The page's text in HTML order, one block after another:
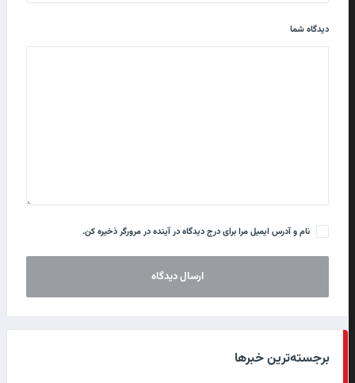
دیدگاه شما
نام و آدرس ایمیل مرا برای درج دیدگاه در آینده در مرورگر ذخیره کن.
برجسته‌ترین خبرها